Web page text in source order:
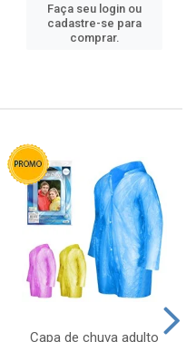
Faça seu login ou
cadastre-se para
comprar.
Capa de chuva adulto